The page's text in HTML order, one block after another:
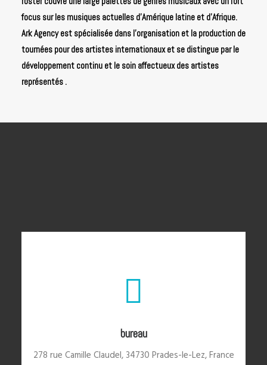
focus sur les musiques actuelles d'Amérique latine et d'Afrique.
Ark Agency est spécialisée dans l’organisation et la production de
tournées pour des artistes internationaux et se distingue par le
développement continu et le soin affectueux des artistes
représentés .
bureau
278 rue Camille Claudel, 34730 Prades-le-Lez, France